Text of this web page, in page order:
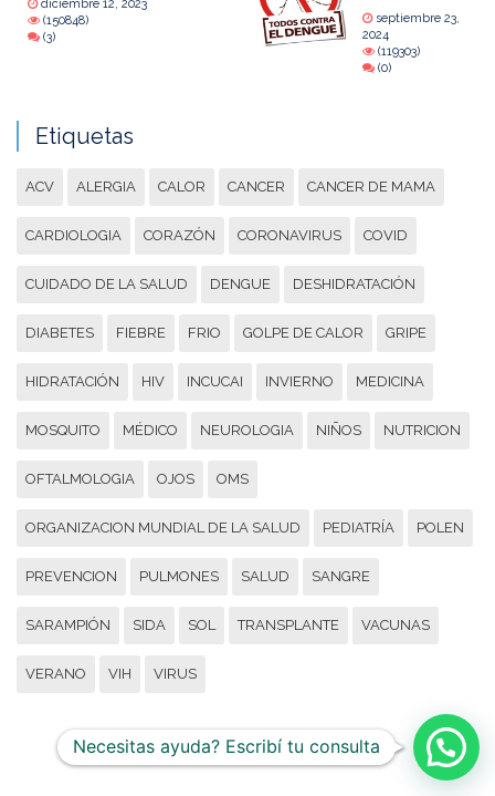
diciembre 12, 2023
(150848)
(3)
septiembre 23,
2024
(119303)
(0)
Etiquetas
ACV ALERGIA CALOR CANCER CANCER DE MAMA
CARDIOLOGIA CORAZÓN CORONAVIRUS COVID
CUIDADO DE LA SALUD DENGUE DESHIDRATACIÓN
DIABETES FIEBRE FRIO GOLPE DE CALOR GRIPE
HIDRATACIÓN HIV INCUCAI INVIERNO MEDICINA
MOSQUITO MÉDICO NEUROLOGIA NIÑOS NUTRICION
OFTALMOLOGIA OJOS OMS
ORGANIZACION MUNDIAL DE LA SALUD PEDIATRÍA POLEN
PREVENCION PULMONES SALUD SANGRE
SARAMPIÓN SIDA SOL TRANSPLANTE VACUNAS
VERANO VIH VIRUS
Necesitas ayuda? Escribí tu consulta